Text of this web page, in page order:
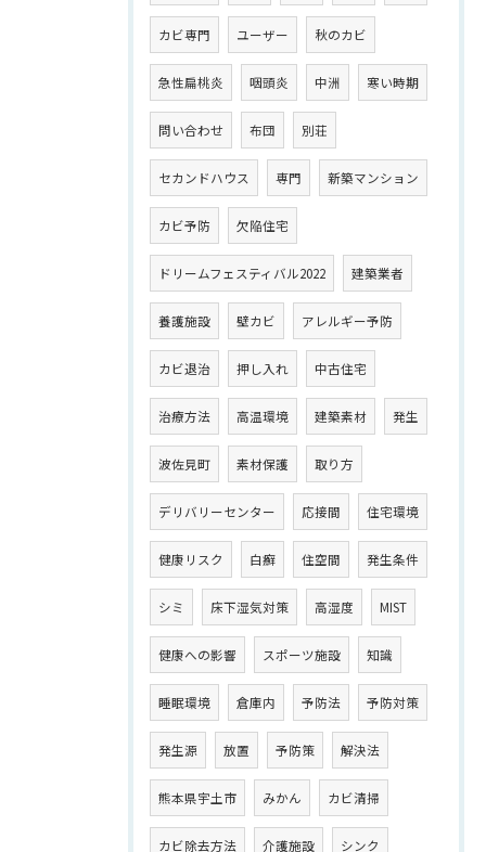
カビ専門 ユーザー 秋のカビ
急性扁桃炎 咽頭炎 中洲 寒い時期
問い合わせ 布団 別荘
セカンドハウス 専門 新築マンション
カビ予防 欠陥住宅
ドリームフェスティバル2022 建築業者
養護施設 壁カビ アレルギー予防
カビ退治 押し入れ 中古住宅
治療方法 高温環境 建築素材 発生
波佐見町 素材保護 取り方
デリバリーセンター 応接間 住宅環境
健康リスク 白癬 住空間 発生条件
シミ 床下湿気対策 高湿度 MIST
健康への影響 スポーツ施設 知識
睡眠環境 倉庫内 予防法 予防対策
発生源 放置 予防策 解決法
熊本県宇土市 みかん カビ清掃
カビ除去方法 介護施設 シンク